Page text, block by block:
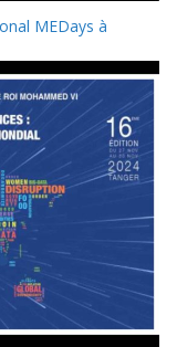
MEDays à